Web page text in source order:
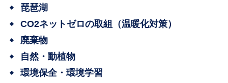
琵琶湖
CO2ネットゼロの取組（温暖化対策）
廃棄物
自然・動植物
環境保全・環境学習